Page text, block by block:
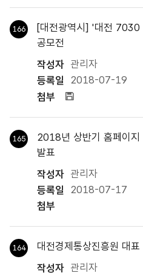
166
[대전광역시] '대전 7030
공모전
관리자
2018-07-19
165
2018년 상반기 홈페이지
발표
관리자
2018-07-17
164
대전경제통상진흥원 대
관리자